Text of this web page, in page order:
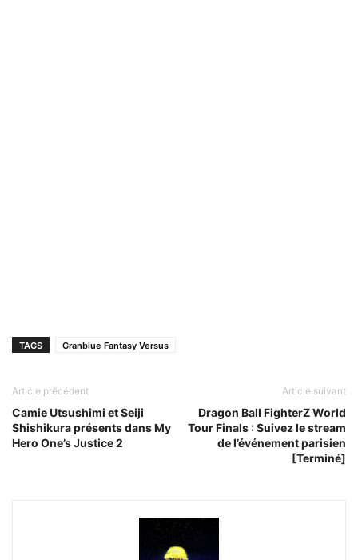
TAGS Granblue Fantasy Versus
Article précédent
Camie Utsushimi et Seiji
Shishikura présents dans My
Hero One’s Justice 2
Article suivant
Dragon Ball FighterZ World
Tour Finals : Suivez le stream
de l’événement parisien
[Terminé]